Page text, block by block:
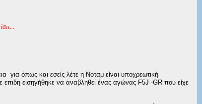
για όπως και εσείς λέτε η Νοταμ είναι υποχρεωτική
εισηγήθηκε να αναβληθεί ένας αγώνας F5J -GR που είχε